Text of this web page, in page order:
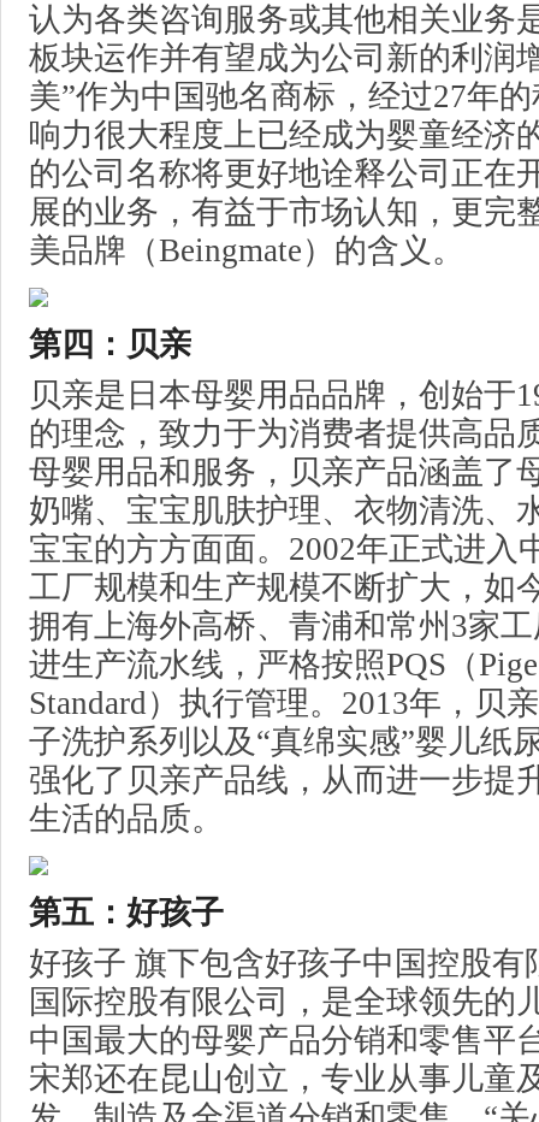
认为各类咨询服务或其他相关业务
板块运作并有望成为公司新的利润
美”作为中国驰名商标，经过27年
响力很大程度上已经成为婴童经济
的公司名称将更好地诠释公司正在
展的业务，有益于市场认知，更完
美品牌（Beingmate）的含义。
第四：贝亲
贝亲是日本母婴用品品牌，创始于
的理念，致力于为消费者提供高品
母婴用品和服务，贝亲产品涵盖了
奶嘴、宝宝肌肤护理、衣物清洗、
宝宝的方方面面。2002年正式进入
工厂规模和生产规模不断扩大，如
拥有上海外高桥、青浦和常州3家
进生产流水线，严格按照PQS（
Standard）执行管理。2013年，贝
子洗护系列以及“真绵实感”婴儿纸
强化了贝亲产品线，从而进一步提
生活的品质。
第五：好孩子
好孩子 旗下包含好孩子中国控股有
国际控股有限公司，是全球领先的
中国最大的母婴产品分销和零售平
宋郑还在昆山创立，专业从事儿童